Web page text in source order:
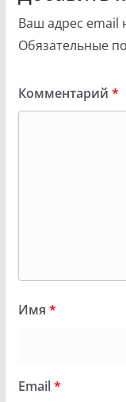
Ваш адрес email
Обязательные
Комментарий *
Имя *
Email*